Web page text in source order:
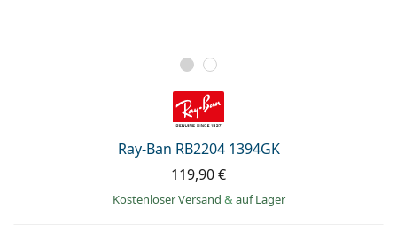
Ray-Ban RB2204 1394GK
119,90 €
Kostenloser Versand & auf Lager